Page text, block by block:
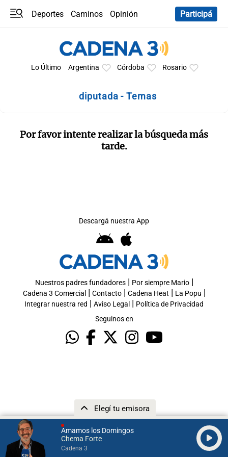
Amamos los Domingos
Chema Forte
Cadena 3
Elegí tu emisora
Deportes Caminos
Opinión
Participá
Lo Último Argentina Córdoba Rosario
diputada - Temas
Por favor intente realizar la búsqueda más
tarde.
Descargá nuestra App
Nuestros padres fundadores| Por siempre Mario|
Cadena 3 Comercial | Contacto| Cadena Heat | La Popu |
Integrar nuestra red | Aviso Legal | Política de Privacidad
Seguinos en